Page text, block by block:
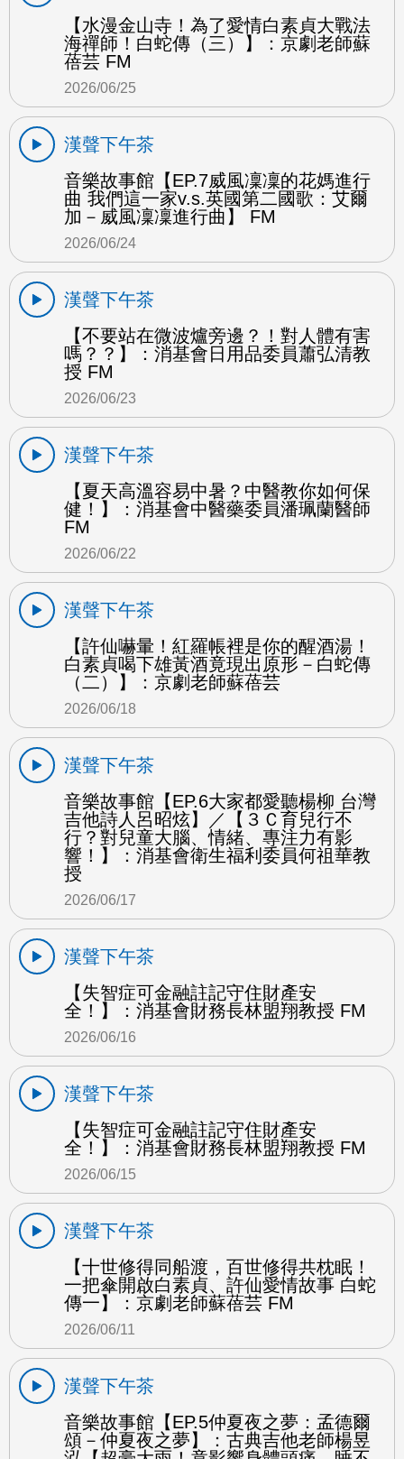
【水漫金山寺！為了愛情白素貞大戰法
海禪師！白蛇傳（三）】：京劇老師蘇
蓓芸 FM
2026/06/25
漢聲下午茶
音樂故事館【EP.7威風凜凜的花媽進行
曲 我們這一家v.s.英國第二國歌：艾爾
加－威風凜凜進行曲】 FM
2026/06/24
漢聲下午茶
【不要站在微波爐旁邊？！對人體有害
嗎？？】：消基會日用品委員蕭弘清教
授 FM
2026/06/23
漢聲下午茶
【夏天高溫容易中暑？中醫教你如何保
健！】：消基會中醫藥委員潘珮蘭醫師
FM
2026/06/22
漢聲下午茶
【許仙嚇暈！紅羅帳裡是你的醒酒湯！
白素貞喝下雄黃酒竟現出原形－白蛇傳
（二）】：京劇老師蘇蓓芸
2026/06/18
漢聲下午茶
音樂故事館【EP.6大家都愛聽楊柳 台灣
吉他詩人呂昭炫】／【３Ｃ育兒行不
行？對兒童大腦、情緒、專注力有影
響！】：消基會衛生福利委員何祖華教
授
2026/06/17
漢聲下午茶
【失智症可金融註記守住財產安
全！】：消基會財務長林盟翔教授 FM
2026/06/16
漢聲下午茶
【失智症可金融註記守住財產安
全！】：消基會財務長林盟翔教授 FM
2026/06/15
漢聲下午茶
【十世修得同船渡，百世修得共枕眠！
一把傘開啟白素貞、許仙愛情故事 白蛇
傳一】：京劇老師蘇蓓芸 FM
2026/06/11
漢聲下午茶
音樂故事館【EP.5仲夏夜之夢：孟德爾
頌－仲夏夜之夢】：古典吉他老師楊昱